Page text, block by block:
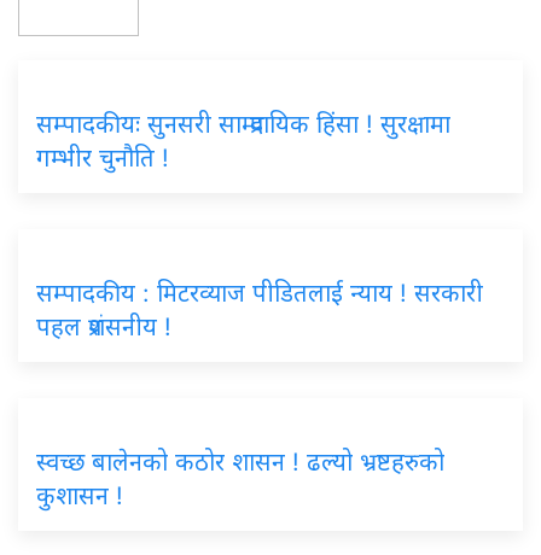
सम्पादकीयः सुनसरी साम्प्रदायिक हिंसा ! सुरक्षामा
गम्भीर चुनौति !
सम्पादकीय : मिटरव्याज पीडितलाई न्याय ! सरकारी
पहल प्रशंसनीय !
स्वच्छ बालेनको कठोर शासन ! ढल्यो भ्रष्टहरुको
कुशासन !